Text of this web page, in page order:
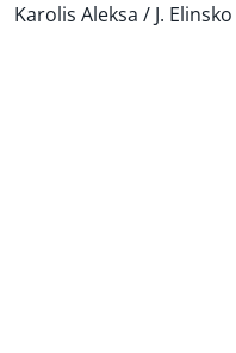
Karolis Aleksa / J.